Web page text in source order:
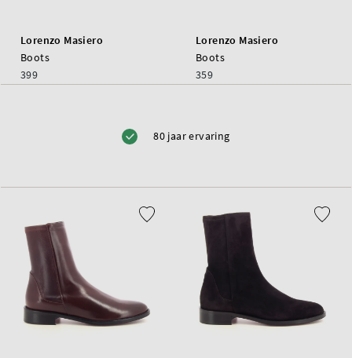
Lorenzo Masiero
Boots
399
Lorenzo Masiero
Boots
359
80 jaar ervaring